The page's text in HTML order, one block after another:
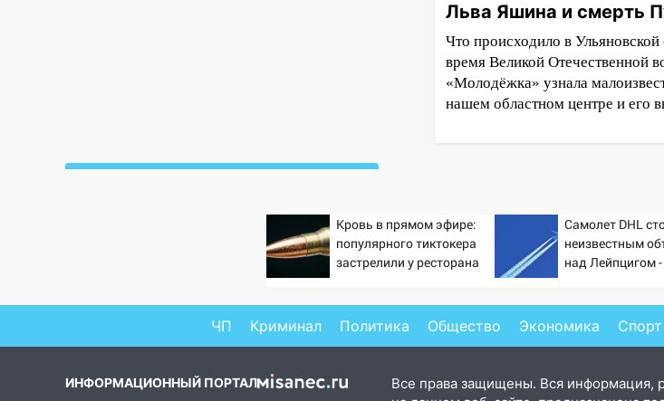
Льва Яшина и смерть
Что происходило в Ульяновской
время Великой Отечественной
«Молодёжка» узнала
нашем областном центре и его
06.08.2026
Четыре года борьбы:
ульяновские юристы помогли
женщине засудить УК за
Кому 6 августа звезды
сулят прибыль, а кому —
испытания на прочность
Кровь в прямом эфире:
популярного тиктокера
застрелили у ресторана
Самолет DHL
неизвестным
над Лейпцигом
ЧП Криминал Политика Общество Экономика Спорт
ИНФОРМАЦИОННЫЙ ПОРТАЛ
Все права защищены. Вся информация,